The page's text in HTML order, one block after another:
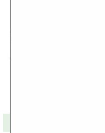
Apple
80%
меньше